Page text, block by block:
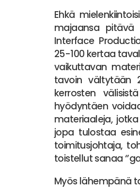
Ehkä
majaansa pitävä
Interface
25-100 kertaa
vaikuttavan
tavoin vältytään
kerrosten
hyödyntäen
materiaaleja,
jopa tulostaa
toimitusjohtaja,
toistellut sanaa
Myös lähempänä